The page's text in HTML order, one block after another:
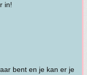
in!
bent en je kan er je